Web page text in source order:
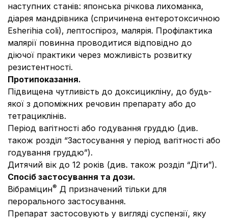
наступних станів: японська річкова лихоманка,
діарея мандрівника (спричинена ентеротоксичною
Esherihia coli), лептоспіроз, малярія. Профілактика
малярії повинна проводитися відповідно до
діючої практики через можливість розвитку
резистентності.
Протипоказання.
Підвищена чутливість до доксицикліну, до будь-
якої з допоміжних речовин препарату або до
тетрациклінів.
Період вагітності або годування груддю (див.
також розділ “Застосування у період вагітності або
годування груддю”).
Дитячий вік до 12 років (див. також розділ “Діти”).
Спосіб застосування та дози.
Вібраміцин® Д призначений тільки для
перорального застосування.
Препарат застосовують у вигляді суспензії, яку